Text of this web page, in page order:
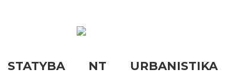
STATYBA NT URBANISTIKA